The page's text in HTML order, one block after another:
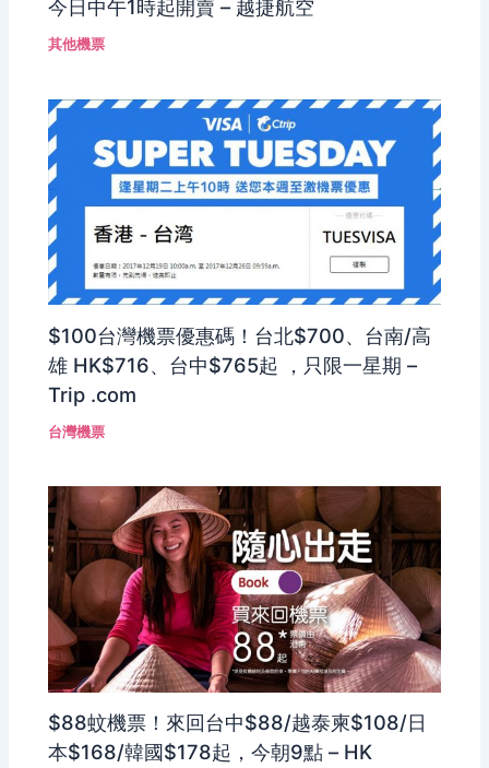
今日中午1時起開賣 – 越捷航空
其他機票
$100台灣機票優惠碼！台北$700、台南/高
雄 HK$716、台中$765起 ，只限一星期 –
Trip .com
台灣機票
$88蚊機票！來回台中$88/越泰柬$108/日
本$168/韓國$178起，今朝9點 – HK